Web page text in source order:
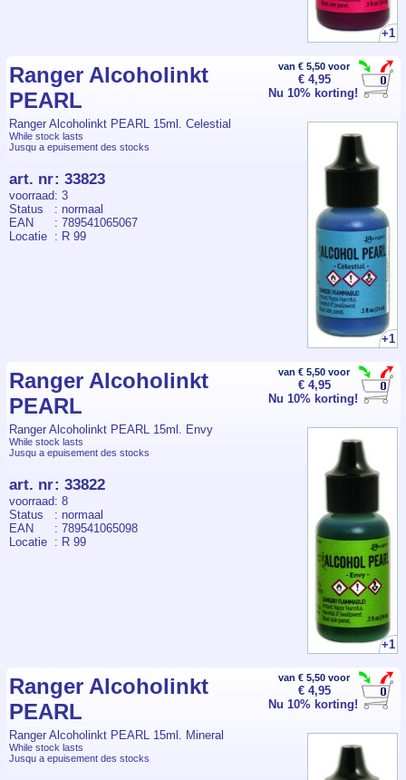
+1
van € 5,50 voor
€ 4,95
Nu 10% korting!
Ranger Alcoholinkt
PEARL
Ranger Alcoholinkt PEARL 15ml. Celestial
+1
While stock lasts
Jusqu a epuisement des stocks
art. nr: 33823
voorraad: 3
Status
: normaal
EAN
: 789541065067
Locatie : R 99
van € 5,50 voor
€ 4,95
Nu 10% korting!
Ranger Alcoholinkt
PEARL
Ranger Alcoholinkt PEARL 15ml. Envy
+1
While stock lasts
Jusqu a epuisement des stocks
art. nr: 33822
voorraad: 8
Status
: normaal
EAN
: 789541065098
Locatie : R 99
van € 5,50 voor
€ 4,95
Nu 10% korting!
Ranger Alcoholinkt
PEARL
Ranger Alcoholinkt PEARL 15ml. Mineral
While stock lasts
Jusqu a epuisement des stocks